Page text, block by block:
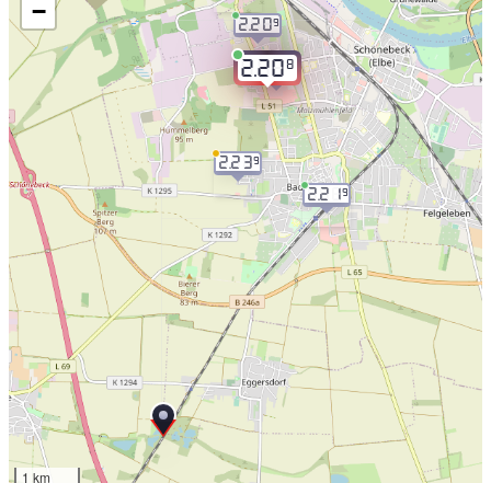
2.208
2.219
2.239
2.209
2.209
−
1 km